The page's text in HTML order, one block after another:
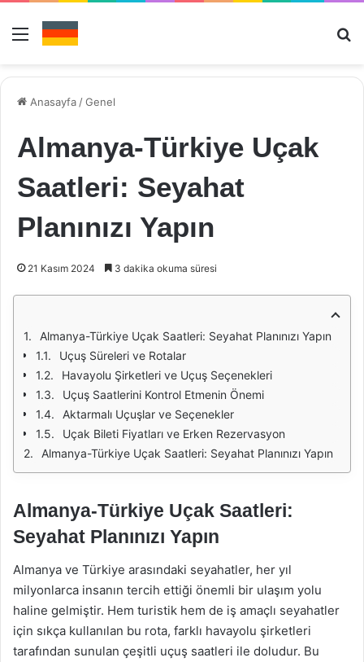
Menü
Anasayfa /Genel
Almanya-Türkiye Uçak
Saatleri: Seyahat
Planınızı Yapın
21 Kasım 2024 3 dakika okuma süresi
Almanya-Türkiye Uçak Saatleri: Seyahat Planınızı Yapın
Uçuş Süreleri ve Rotalar
Havayolu Şirketleri ve Uçuş Seçenekleri
Uçuş Saatlerini Kontrol Etmenin Önemi
Aktarmalı Uçuşlar ve Seçenekler
Uçak Bileti Fiyatları ve Erken Rezervasyon
Almanya-Türkiye Uçak Saatleri: Seyahat Planınızı Yapın
Almanya-Türkiye Uçak Saatleri:
Seyahat Planınızı Yapın
Almanya ve Türkiye arasındaki seyahatler, her yıl
milyonlarca insanın tercih ettiği önemli bir ulaşım yolu
haline gelmiştir. Hem turistik hem de iş amaçlı seyahatler
için sıkça kullanılan bu rota, farklı havayolu şirketleri
tarafından sunulan çeşitli uçuş saatleri ile doludur. Bu